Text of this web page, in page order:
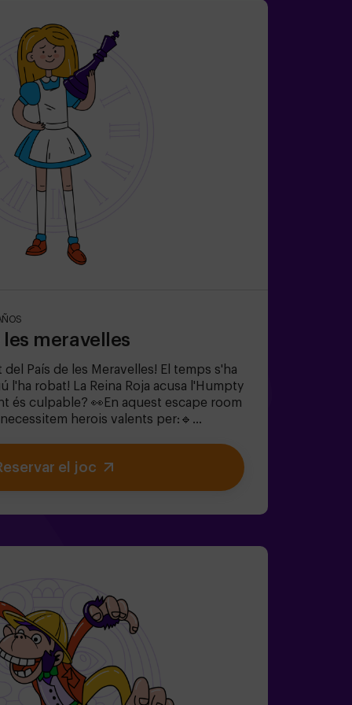
meravelles
del País de les Meravelles! El temps s'ha
l'ha robat! La Reina Roja acusa l'Humpty
és culpable? 👀En aquest escape room
herois valents per:🔹
icònics (compte amb la Reina de
perdut abans que el País de les
per sempre.✅ Ideal per a grups grans |
de 14 anys: requereixen 1
el joc